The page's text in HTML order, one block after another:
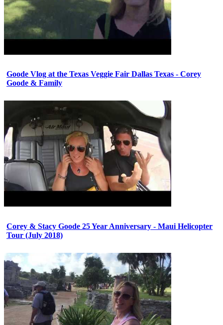
Goode Vlog at the Texas Veggie Fair Dallas Texas - Corey
Goode & Family
Corey & Stacy Goode 25 Year Anniversary - Maui Helicopter
Tour (July 2018)